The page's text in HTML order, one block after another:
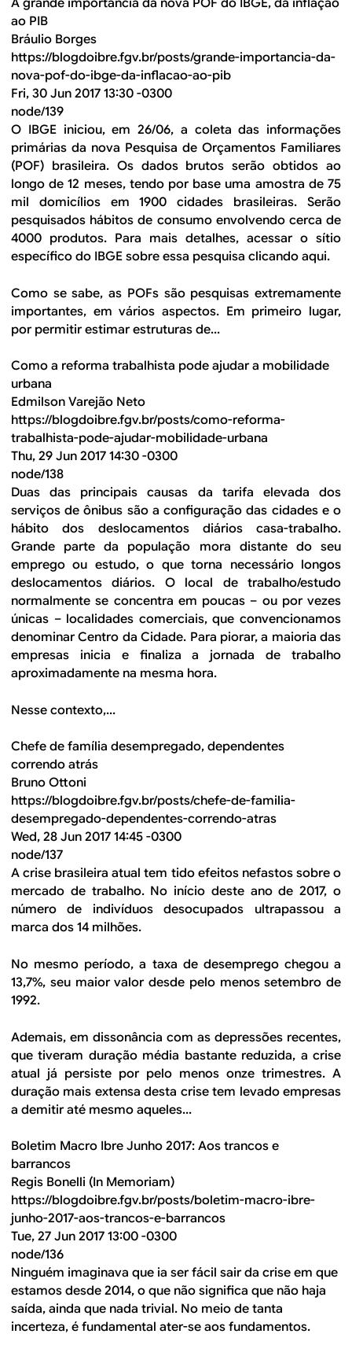
ao PIB
Bráulio Borges
https://blogdoibre.fgv.br/posts/grande-importancia-da-
nova-pof-do-ibge-da-inflacao-ao-pib
Fri, 30 Jun 2017 13:30 -0300
node/139
O IBGE iniciou, em 26/06, a coleta das informações
primárias da nova Pesquisa de Orçamentos Familiares
(POF) brasileira. Os dados brutos serão obtidos ao
longo de 12 meses, tendo por base uma amostra de 75
mil domicílios em 1900 cidades brasileiras. Serão
pesquisados hábitos de consumo envolvendo cerca de
4000 produtos. Para mais detalhes, acessar o sítio
específico do IBGE sobre essa pesquisa clicando aqui.
Como se sabe, as POFs são pesquisas extremamente
importantes, em vários aspectos. Em primeiro lugar,
por permitir estimar estruturas de...
Como a reforma trabalhista pode ajudar a mobilidade
urbana
Edmilson Varejão Neto
https://blogdoibre.fgv.br/posts/como-reforma-
trabalhista-pode-ajudar-mobilidade-urbana
Thu, 29 Jun 2017 14:30 -0300
node/138
Duas das principais causas da tarifa elevada dos
serviços de ônibus são a configuração das cidades e o
hábito dos deslocamentos diários casa-trabalho.
Grande parte da população mora distante do seu
emprego ou estudo, o que torna necessário longos
deslocamentos diários. O local de trabalho/estudo
normalmente se concentra em poucas – ou por vezes
únicas – localidades comerciais, que convencionamos
denominar Centro da Cidade. Para piorar, a maioria das
empresas inicia e finaliza a jornada de trabalho
aproximadamente na mesma hora.
Nesse contexto,...
Chefe de família desempregado, dependentes
correndo atrás
Bruno Ottoni
https://blogdoibre.fgv.br/posts/chefe-de-familia-
desempregado-dependentes-correndo-atras
Wed, 28 Jun 2017 14:45 -0300
node/137
A crise brasileira atual tem tido efeitos nefastos sobre o
mercado de trabalho. No início deste ano de 2017, o
número de indivíduos desocupados ultrapassou a
marca dos 14 milhões.
No mesmo período, a taxa de desemprego chegou a
13,7%, seu maior valor desde pelo menos setembro de
1992.
Ademais, em dissonância com as depressões recentes,
que tiveram duração média bastante reduzida, a crise
atual já persiste por pelo menos onze trimestres. A
duração mais extensa desta crise tem levado empresas
a demitir até mesmo aqueles...
Boletim Macro Ibre Junho 2017: Aos trancos e
barrancos
Regis Bonelli (In Memoriam)
https://blogdoibre.fgv.br/posts/boletim-macro-ibre-
junho-2017-aos-trancos-e-barrancos
Tue, 27 Jun 2017 13:00 -0300
node/136
Ninguém imaginava que ia ser fácil sair da crise em que
estamos desde 2014, o que não significa que não haja
saída, ainda que nada trivial. No meio de tanta
incerteza, é fundamental ater-se aos fundamentos.